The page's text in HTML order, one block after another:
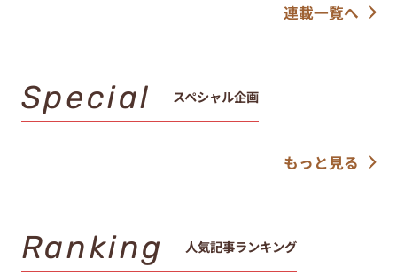
連載一覧へ
Special スペシャル企画
もっと見る
Ranking 人気記事ランキング